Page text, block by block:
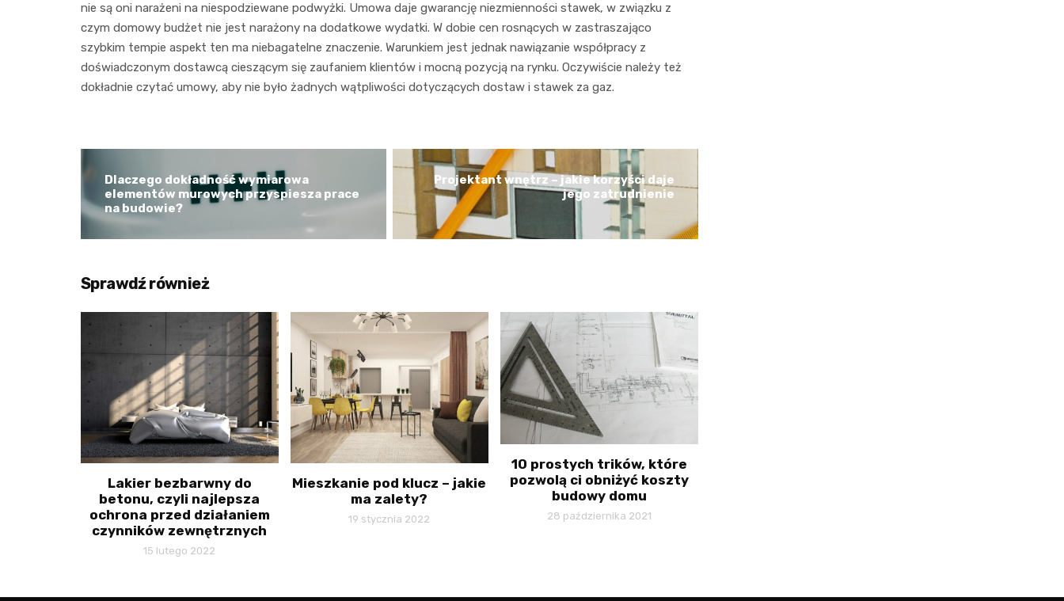
nie są oni narażeni na niespodziewane podwyżki. Umowa daje gwarancję niezmienności stawek, w związku z
czym domowy budżet nie jest narażony na dodatkowe wydatki. W dobie cen rosnących w zastraszająco
szybkim tempie aspekt ten ma niebagatelne znaczenie. Warunkiem jest jednak nawiązanie współpracy z
doświadczonym dostawcą cieszącym się zaufaniem klientów i mocną pozycją na rynku. Oczywiście należy też
dokładnie czytać umowy, aby nie było żadnych wątpliwości dotyczących dostaw i stawek za gaz.
Dlaczego dokładność wymiarowa
elementów murowych przyspiesza prace
na budowie?
Projektant wnętrz – jakie korzyści daje
jego zatrudnienie
Sprawdź również
Lakier bezbarwny do
betonu, czyli najlepsza
ochrona przed działaniem
czynników zewnętrznych
15 lutego 2022
Mieszkanie pod klucz – jakie
ma zalety?
19 stycznia 2022
10 prostych trików, które
pozwolą ci obniżyć koszty
budowy domu
28 października 2021